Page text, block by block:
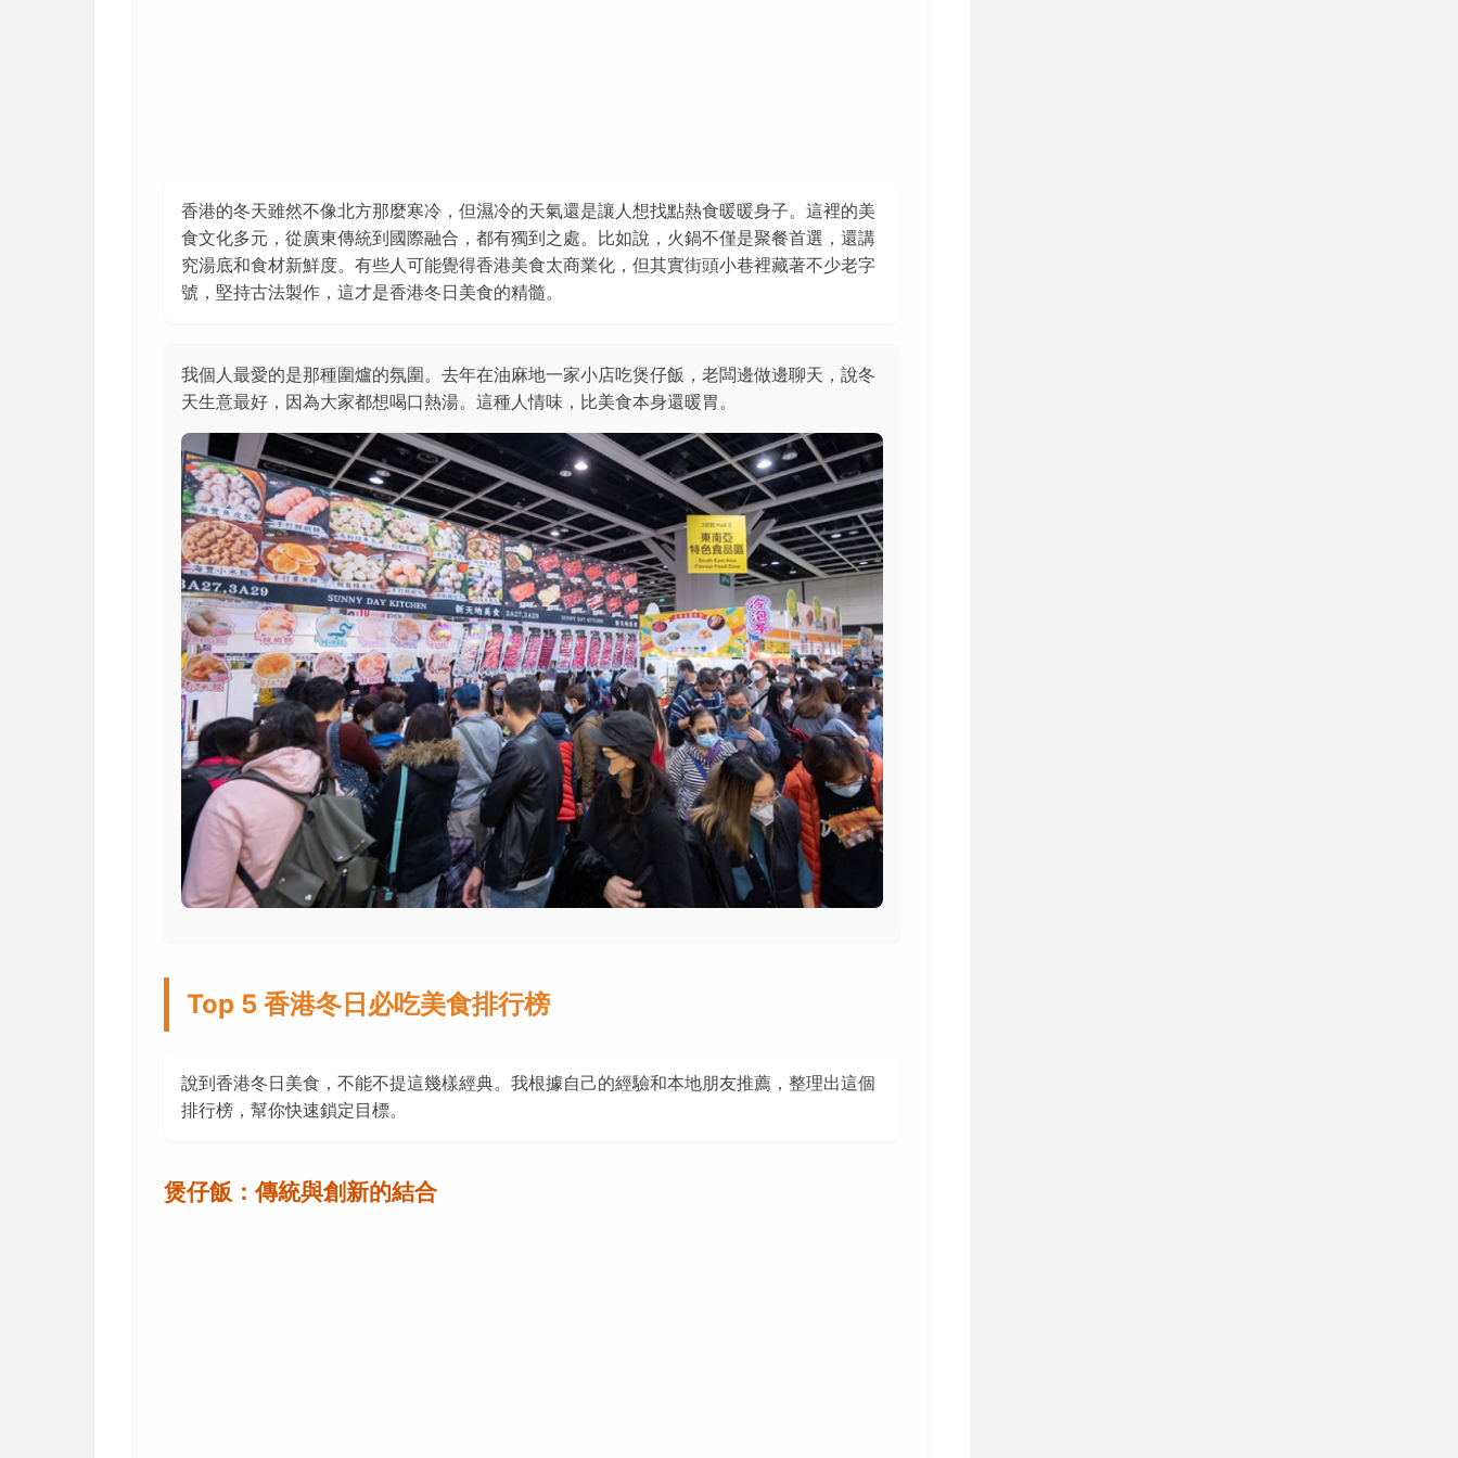
香港的冬天雖然不像北方那麼寒冷，但濕冷的天氣還是讓人想找點熱食暖暖身子。這裡的美
食文化多元，從廣東傳統到國際融合，都有獨到之處。比如說，火鍋不僅是聚餐首選，還講
究湯底和食材新鮮度。有些人可能覺得香港美食太商業化，但其實街頭小巷裡藏著不少老字
號，堅持古法製作，這才是香港冬日美食的精髓。
我個人最愛的是那種圍爐的氛圍。去年在油麻地一家小店吃煲仔飯，老闆邊做邊聊天，說冬
天生意最好，因為大家都想喝口熱湯。這種人情味，比美食本身還暖胃。
Top 5 香港冬日必吃美食排行榜
說到香港冬日美食，不能不提這幾樣經典。我根據自己的經驗和本地朋友推薦，整理出這個
排行榜，幫你快速鎖定目標。
煲仔飯：傳統與創新的結合